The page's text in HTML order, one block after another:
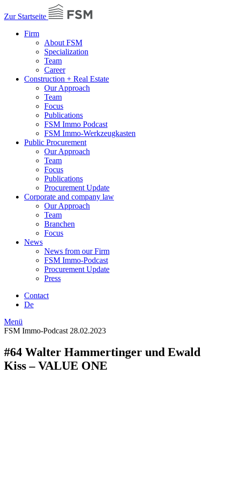
Zur Startseite
Firm
About FSM
Specialization
Team
Career
Construction + Real Estate
Our Approach
Team
Focus
Publications
FSM Immo Podcast
FSM Immo-Werkzeugkasten
Public Procurement
Our Approach
Team
Focus
Publications
Procurement Update
Corporate and company law
Our Approach
Team
Branchen
Focus
News
News from our Firm
FSM Immo-Podcast
Procurement Update
Press
Contact
De
Menü
FSM Immo-Podcast 28.02.2023
#64 Walter Hammertinger und Ewald
Kiss – VALUE ONE